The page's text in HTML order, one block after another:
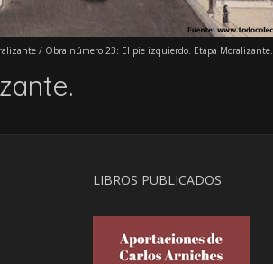
/ Obra número 23: El pie izquierdo. Etapa Moralizante.
LIBROS PUBLICADOS